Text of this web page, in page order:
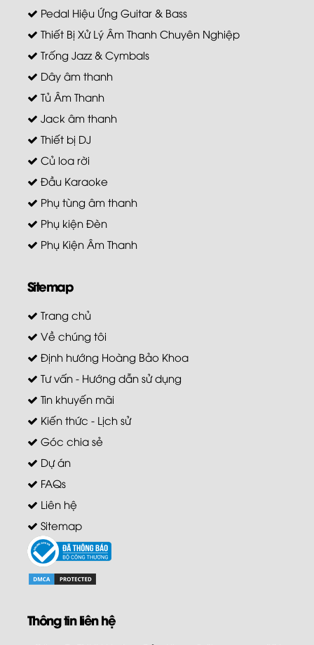
Pedal Hiệu Ứng Guitar & Bass
Thiết Bị Xử Lý Âm Thanh Chuyên Nghiệp
Trống Jazz & Cymbals
Dây âm thanh
Tủ Âm Thanh
Jack âm thanh
Thiết bị DJ
Củ loa rời
Đầu Karaoke
Phụ tùng âm thanh
Phụ kiện Đèn
Phụ Kiện Âm Thanh
Sitemap
Trang chủ
Về chúng tôi
Định hướng Hoàng Bảo Khoa
Tư vấn - Hướng dẫn sử dụng
Tin khuyến mãi
Kiến thức - Lịch sử
Góc chia sẻ
Dự án
FAQs
Liên hệ
Sitemap
Thông tin liên hệ